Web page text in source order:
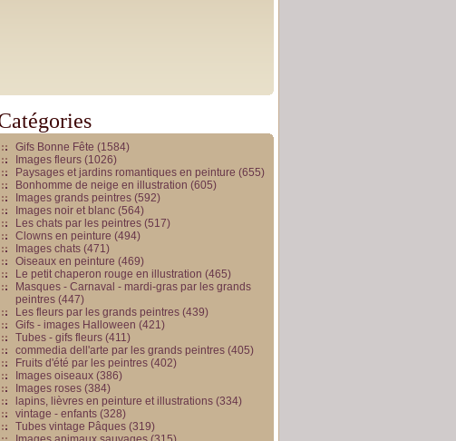
Gifs Bonne Fête (1584)
Images fleurs (1026)
Paysages et jardins romantiques en peinture (655)
Bonhomme de neige en illustration (605)
Images grands peintres (592)
Images noir et blanc (564)
Les chats par les peintres (517)
Clowns en peinture (494)
Images chats (471)
Oiseaux en peinture (469)
Le petit chaperon rouge en illustration (465)
Masques - Carnaval - mardi-gras par les grands
peintres (447)
Les fleurs par les grands peintres (439)
Gifs - images Halloween (421)
Tubes - gifs fleurs (411)
commedia dell'arte par les grands peintres (405)
Fruits d'été par les peintres (402)
Images oiseaux (386)
Images roses (384)
lapins, lièvres en peinture et illustrations (334)
vintage - enfants (328)
Tubes vintage Pâques (319)